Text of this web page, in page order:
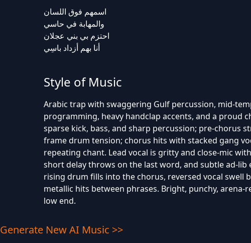
اسمهم فوق اللسان
والمهابة في حاسي
احتزم بي بني عجلان
أنا بهم أزداد باسِي
Style of Music
Arabic trap with swaggering Gulf percussion, mid-
programming, heavy handclap accents, and a proud
sparse kick, bass, and sharp percussion; pre-chorus
frame drum tension; chorus hits with stacked gang
repeating chant. Lead vocal is gritty and close-mic
short delay throws on the last word, and subtle ad-lib
rising drum fills into the chorus, reversed vocal swell
metallic hits between phrases. Bright, punchy, arena-
low end.
Generate New AI Music >>